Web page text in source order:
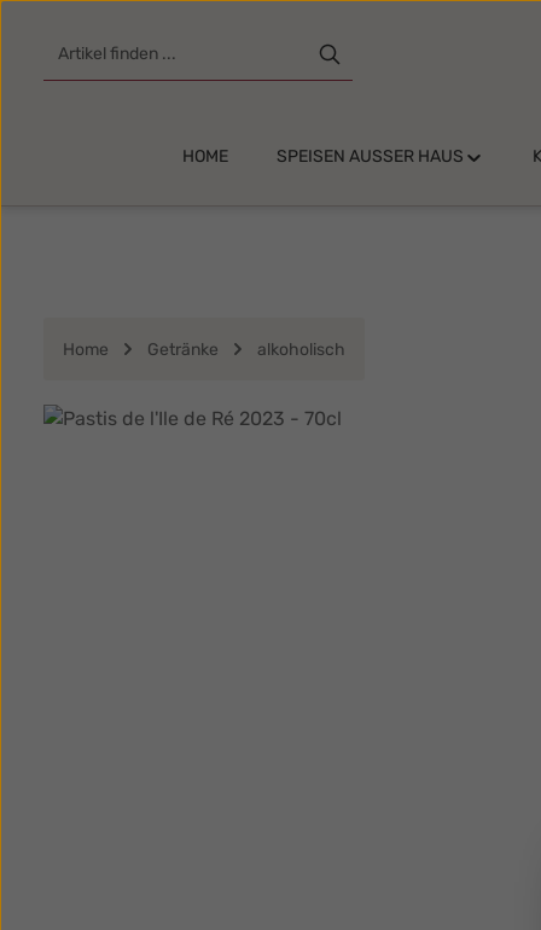
HOME SPEISEN AUSSER HAUS
Home Getränke alkoholisch
Bildergalerie überspringen